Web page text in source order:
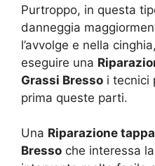
Purtroppo, in questa
danneggia
l’avvolge e nella
eseguire una
Grassi Bresso i tecnici
prima queste parti.
Una Riparazione
Bresso che interessa